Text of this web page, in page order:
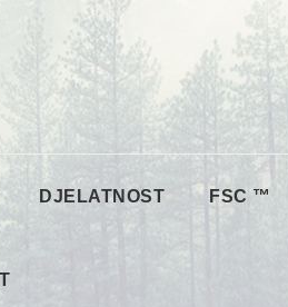
DJELATNOST FSC ™